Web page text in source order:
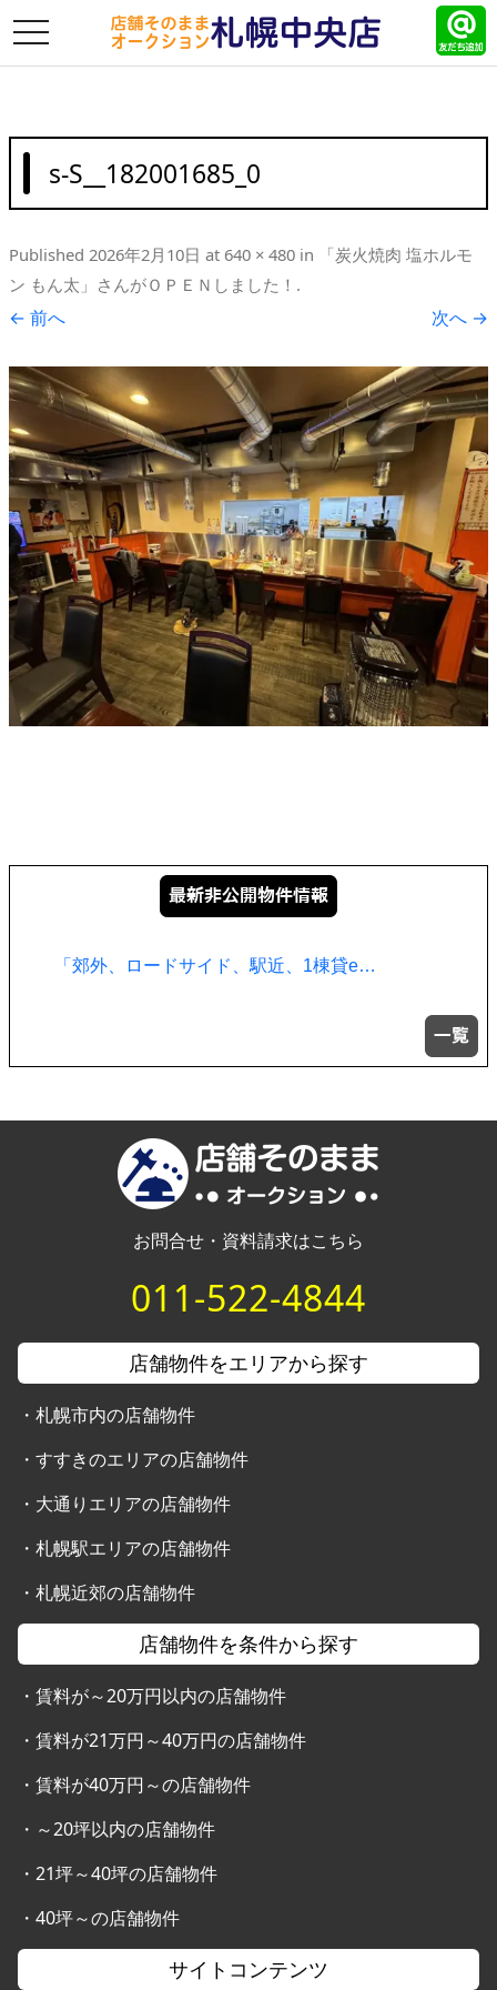
toggle
s-S__182001685_0
Published 2026年2月10日 at 640 × 480 in
「炭火焼肉 塩ホルモ
ン もん太」さんがＯＰＥＮしました！ .
← 前へ 次へ →
「郊外、ロードサイド、駅近、1棟貸e…
お問合せ・資料請求はこちら
011-522-4844
店舗物件をエリアから探す
・ 札幌市内の店舗物件
・ すすきのエリアの店舗物件
・ 大通りエリアの店舗物件
・ 札幌駅エリアの店舗物件
・ 札幌近郊の店舗物件
店舗物件を条件から探す
・ 賃料が～20万円以内の店舗物件
・ 賃料が21万円～40万円の店舗物件
・ 賃料が40万円～の店舗物件
・ ～20坪以内の店舗物件
・ 21坪～40坪の店舗物件
・ 40坪～の店舗物件
サイトコンテンツ